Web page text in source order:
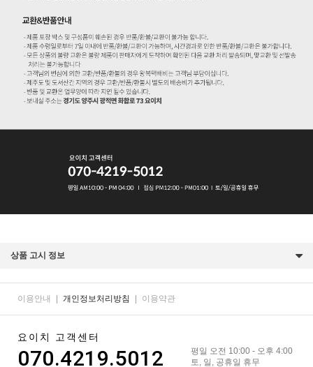
상품 고시 정보
이용안내 | 개인정보처리방침 | 이용약관
요이치 고객센터
070.4219.5012
평일 오전 10:00 - 오후 4:00
토, 일, 공휴일 휴무